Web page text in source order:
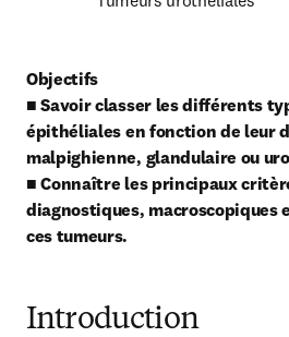
Objectifs
■ Savoir classer les différents
épithéliales en fonction de leur
malpighienne, glandulaire ou
■ Connaître les principaux
diagnostiques, macroscopiques
ces tumeurs.
Introduction